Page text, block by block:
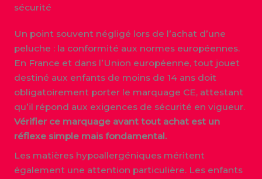
sécurité
Un point souvent négligé lors de l’achat d’une
peluche : la conformité aux normes européennes.
En France et dans l’Union européenne, tout jouet
destiné aux enfants de moins de 14 ans doit
obligatoirement porter le marquage CE, attestant
qu’il répond aux exigences de sécurité en vigueur.
Vérifier ce marquage avant tout achat est un
réflexe simple mais fondamental.
Les matières hypoallergéniques méritent
également une attention particulière. Les enfants